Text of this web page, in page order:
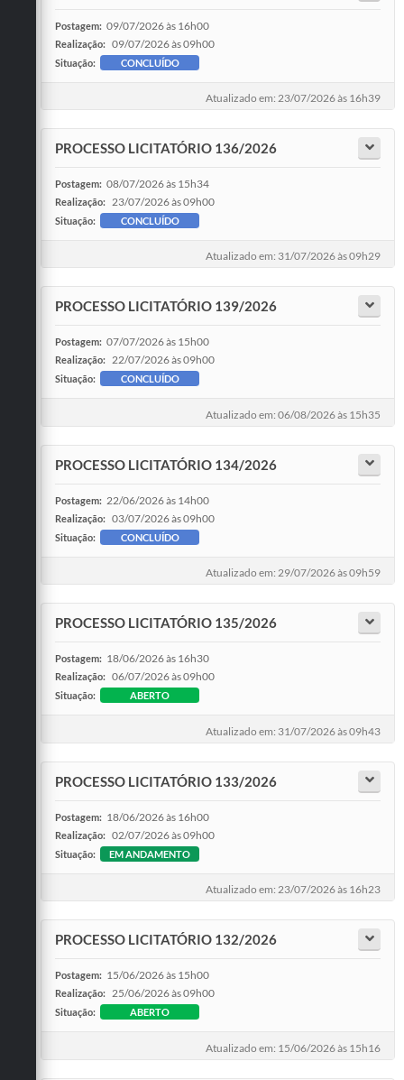
Postagem: 09/07/2026 às 16h00
Realização: 09/07/2026 às 09h00
Situação: CONCLUÍDO
Atualizado em: 23/07/2026 às 16h39
PROCESSO LICITATÓRIO 136/2026
Postagem: 08/07/2026 às 15h34
Realização: 23/07/2026 às 09h00
Situação: CONCLUÍDO
Atualizado em: 31/07/2026 às 09h29
PROCESSO LICITATÓRIO 139/2026
Postagem: 07/07/2026 às 15h00
Realização: 22/07/2026 às 09h00
Situação: CONCLUÍDO
Atualizado em: 06/08/2026 às 15h35
PROCESSO LICITATÓRIO 134/2026
Postagem: 22/06/2026 às 14h00
Realização: 03/07/2026 às 09h00
Situação: CONCLUÍDO
Atualizado em: 29/07/2026 às 09h59
PROCESSO LICITATÓRIO 135/2026
Postagem: 18/06/2026 às 16h30
Realização: 06/07/2026 às 09h00
Situação: ABERTO
Atualizado em: 31/07/2026 às 09h43
PROCESSO LICITATÓRIO 133/2026
Postagem: 18/06/2026 às 16h00
Realização: 02/07/2026 às 09h00
Situação: EM ANDAMENTO
Atualizado em: 23/07/2026 às 16h23
PROCESSO LICITATÓRIO 132/2026
Postagem: 15/06/2026 às 15h00
Realização: 25/06/2026 às 09h00
Situação: ABERTO
Atualizado em: 15/06/2026 às 15h16